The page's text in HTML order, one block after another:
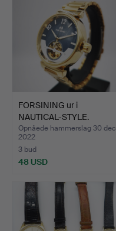
FORSINING ur i
NAUTICAL-STYLE.
Opnåede hammerslag 30 dec
2022
3 bud
48 USD